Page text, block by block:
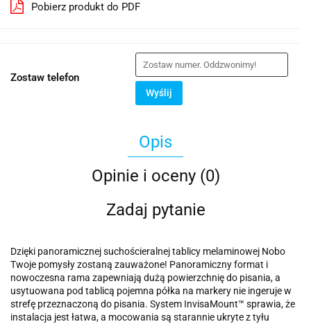
Pobierz produkt do PDF
Zostaw telefon
Wyślij
Opis
Opinie i oceny (0)
Zadaj pytanie
Dzięki panoramicznej suchościeralnej tablicy melaminowej Nobo
Twoje pomysły zostaną zauważone! Panoramiczny format i
nowoczesna rama zapewniają dużą powierzchnię do pisania, a
usytuowana pod tablicą pojemna półka na markery nie ingeruje w
strefę przeznaczoną do pisania. System InvisaMount™ sprawia, że
instalacja jest łatwa, a mocowania są starannie ukryte z tyłu